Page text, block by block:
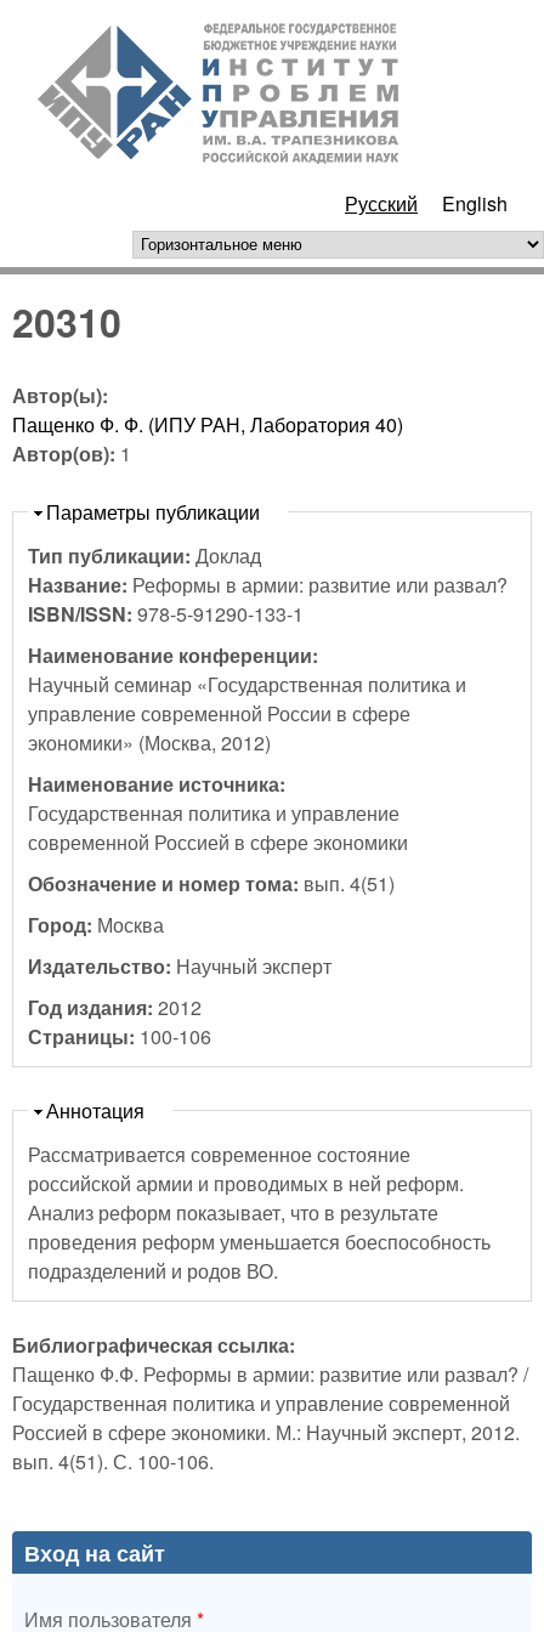
Перейти к основному
содержанию
РАН
Русский English
горизонтальное меню
20310
Автор(ы):
Пащенко Ф. Ф. (ИПУ РАН, Лаборатория 40)
Автор(ов): 1
Скрыть
Параметры публикации
Тип публикации: Доклад
Название: Реформы в армии: развитие или развал?
ISBN/ISSN: 978-5-91290-133-1
Наименование конференции:
Научный семинар «Государственная политика и
управление современной России в сфере
экономики» (Москва, 2012)
Наименование источника:
Государственная политика и управление
современной Россией в сфере экономики
Обозначение и номер тома: вып. 4(51)
Город: Москва
Издательство: Научный эксперт
Год издания: 2012
Страницы: 100-106
Скрыть
Аннотация
Рассматривается современное состояние
российской армии и проводимых в ней реформ.
Анализ реформ показывает, что в результате
проведения реформ уменьшается боеспособность
подразделений и родов ВО.
Библиографическая ссылка:
Пащенко Ф.Ф. Реформы в армии: развитие или развал? /
Государственная политика и управление современной
Россией в сфере экономики. М.: Научный эксперт, 2012.
вып. 4(51). С. 100-106.
Вход на сайт
Имя пользователя *